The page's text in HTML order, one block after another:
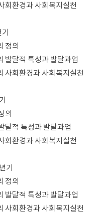
회환경과 사회복지실천
정의
발달적 특성과 발달과업
사회환경과 사회복지실천
의
달적 특성과 발달과업
회환경과 사회복지실천
기
정의
발달적 특성과 발달과업
사회환경과 사회복지실천